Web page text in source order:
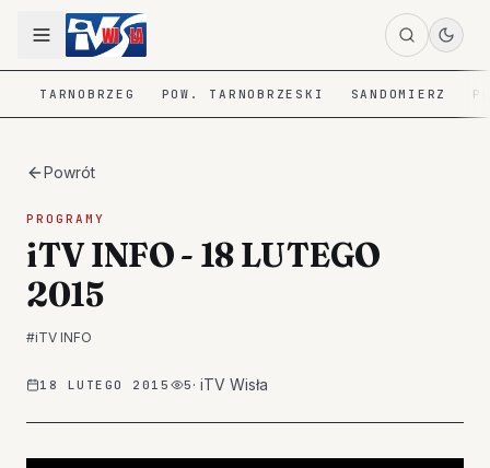
TARNOBRZEG POW. TARNOBRZESKI SANDOMIERZ
Powrót
PROGRAMY
iTV INFO - 18 LUTEGO
2015
#iTV INFO
18 LUTEGO 2015 5 ·iTV Wisła